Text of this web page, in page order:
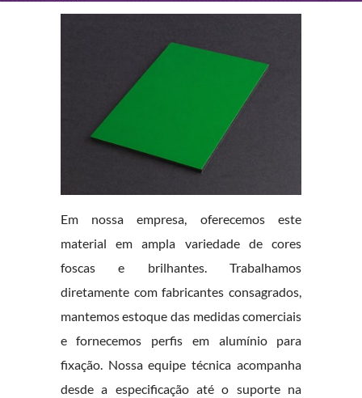
Em nossa empresa, oferecemos este
material em ampla variedade de cores
foscas e brilhantes. Trabalhamos
diretamente com fabricantes consagrados,
mantemos estoque das medidas comerciais
e fornecemos perfis em alumínio para
fixação. Nossa equipe técnica acompanha
desde a especificação até o suporte na